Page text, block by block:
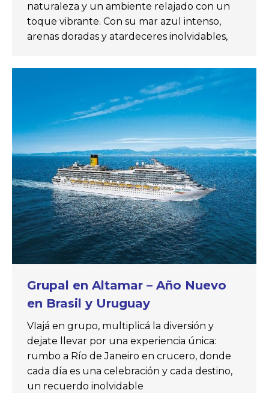
naturaleza y un ambiente relajado con un
toque vibrante. Con su mar azul intenso,
arenas doradas y atardeceres inolvidables,
Grupal en Altamar – Año Nuevo
en Brasil y Uruguay
VIajá en grupo, multiplicá la diversión y
dejate llevar por una experiencia única:
rumbo a Río de Janeiro en crucero, donde
cada día es una celebración y cada destino,
un recuerdo inolvidable